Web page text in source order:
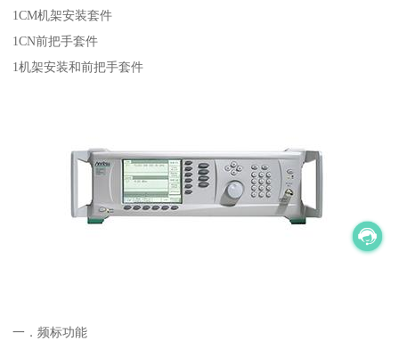
1CM机架安装套件
1CN前把手套件
1机架安装和前把手套件
一．频标功能